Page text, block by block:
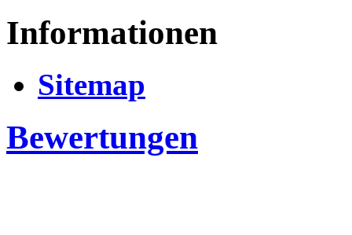
Informationen
Sitemap
Bewertungen